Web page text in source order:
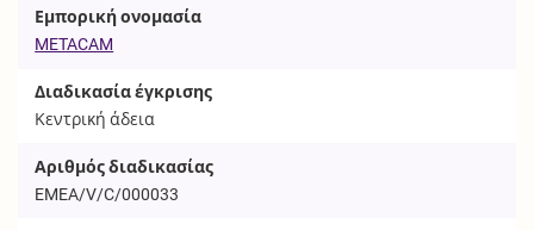
Εμπορική ονομασία
METACAM
Διαδικασία έγκρισης
Κεντρική άδεια
Αριθμός διαδικασίας
EMEA/V/C/000033